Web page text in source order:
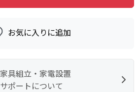
お気に入りに追加
家具組立・家電設置
サポートについて